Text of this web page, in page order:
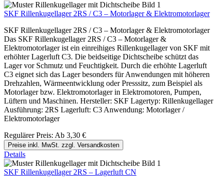
SKF Rillenkugellager 2RS / C3 – Motorlager & Elektromotorlager
SKF Rillenkugellager 2RS / C3 – Motorlager & Elektromotorlager
Das SKF Rillenkugellager 2RS / C3 – Motorlager &
Elektromotorlager ist ein einreihiges Rillenkugellager von SKF mit
erhöhter Lagerluft C3. Die beidseitige Dichtscheibe schützt das
Lager vor Schmutz und Feuchtigkeit. Durch die erhöhte Lagerluft
C3 eignet sich das Lager besonders für Anwendungen mit höheren
Drehzahlen, Wärmeentwicklung oder Presssitz, zum Beispiel als
Motorlager bzw. Elektromotorlager in Elektromotoren, Pumpen,
Lüftern und Maschinen. Hersteller: SKF Lagertyp: Rillenkugellager
Ausführung: 2RS Lagerluft: C3 Anwendung: Motorlager /
Elektromotorlager
Regulärer Preis: Ab 3,30 €
Preise inkl. MwSt. zzgl. Versandkosten
Details
SKF Rillenkugellager 2RS – Lagerluft CN